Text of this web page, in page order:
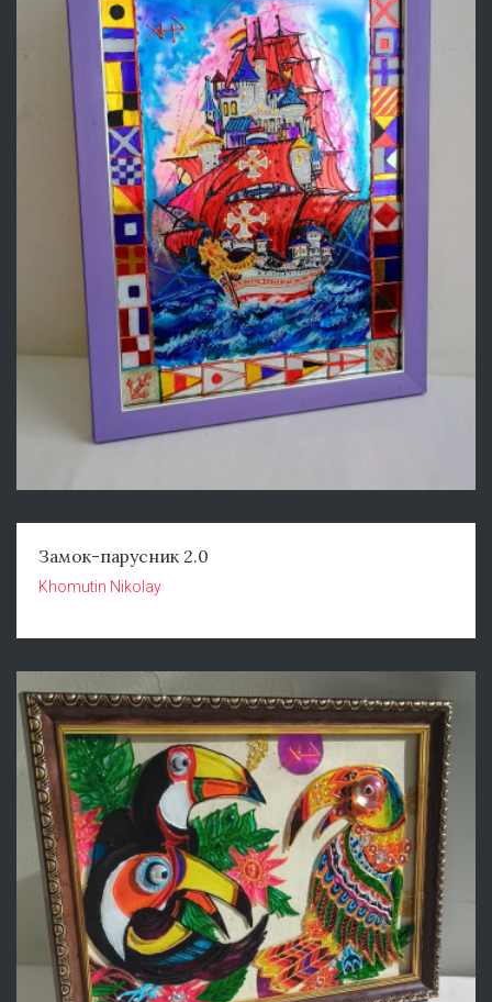
Замок-парусник 2.0
Khomutin Nikolay